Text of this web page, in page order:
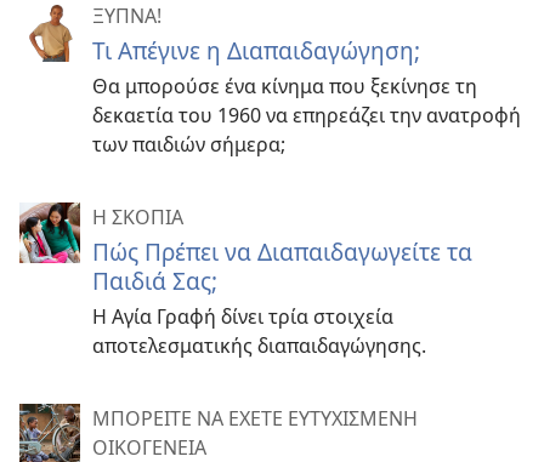
ΞΥΠΝΑ!
Τι Απέγινε η Διαπαιδαγώγηση;
Θα μπορούσε ένα κίνημα που ξεκίνησε τη
δεκαετία του 1960 να επηρεάζει την ανατροφή
των παιδιών σήμερα;
Η ΣΚΟΠΙΑ
Πώς Πρέπει να Διαπαιδαγωγείτε τα
Παιδιά Σας;
Η Αγία Γραφή δίνει τρία στοιχεία
αποτελεσματικής διαπαιδαγώγησης.
ΜΠΟΡΕΙΤΕ ΝΑ ΕΧΕΤΕ ΕΥΤΥΧΙΣΜΕΝΗ
ΟΙΚΟΓΕΝΕΙΑ